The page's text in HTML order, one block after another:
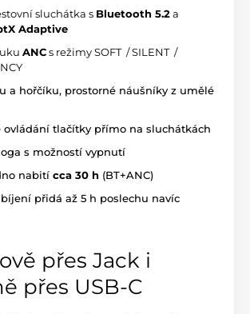
sluchátka s Bluetooth 5.2a
Adaptive
ANCs režimy SOFT / SILENT /
a hořčíku, prostorné náušníky z umělé
ovládání tlačítky přímo na sluchátkách
s možností vypnutí
nabití cca 30 h (BT+ANC)
přidá až 5 h poslechu navíc
přes Jack i
přes USB-C